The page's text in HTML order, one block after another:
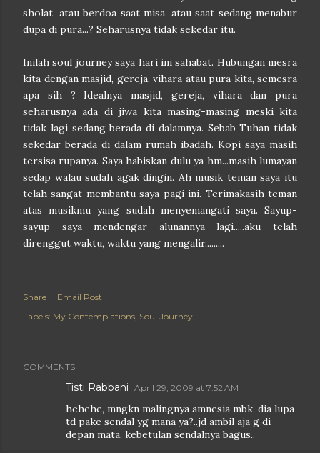
sholat, atau berdoa saat misa, atau saat sedang menabur
dupa di pura...? Seharusnya tidak sekedar itu.
Inilah soul journey saya hari ini sahabat. Hubungan mesra
kita dengan masjid, gereja, vihara atau pura kita, semesra
apa sih ? Idealnya masjid, gereja, vihara dan pura
seharusnya ada di jiwa kita masing-masing meski kita
tidak lagi sedang berada di dalamnya. Sebab Tuhan tidak
sekedar berada di dalam rumah ibadah. Kopi saya masih
tersisa rupanya. Saya habiskan dulu ya hm...masih lumayan
sedap walau sudah agak dingin. Ah musik teman saya itu
telah sangat membantu saya pagi ini. Terimakasih teman
atas musikmu yang sudah menyemangati saya. Sayup-
sayup saya mendengar alunannya lagi.....aku telah
direnggut waktu, waktu yang mengalir.........
Share
Email Post
Labels: My Contemplations Soul Journey
COMMENTS
Tisti Rabbani April 29, 2009 at 7:52 AM
hehehe, mngkn malingnya amnesia mbk, dia lupa
td pake sendal yg mana ya?..jd ambil aja g di
depan mata, kebetulan sendalnya bagus..